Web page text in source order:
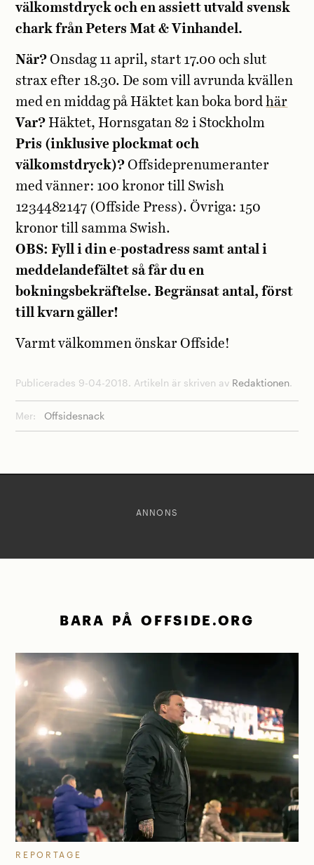
välkomstdryck och en assiett utvald svensk
chark från Peters Mat & Vinhandel.
När? Onsdag 11 april, start 17.00 och slut
strax efter 18.30. De som vill avrunda kvällen
med en middag på Häktet kan boka bordhär
Var? Häktet, Hornsgatan 82 i Stockholm
Pris (inklusive plockmat och
välkomstdryck)? Offsideprenumeranter
med vänner: 100 kronor till Swish
1234482147 (Offside Press). Övriga: 150
kronor till samma Swish.
OBS: Fyll i din e-postadress samt antal i
meddelandefältet så får du en
bokningsbekräftelse. Begränsat antal, först
till kvarn gäller!
Varmt välkommen önskar Offside!
Publicerades 9-04-2018. Artikeln är skriven av Redaktionen.
Mer: Offsidesnack
ANNONS
BARA PÅ OFFSIDE.ORG
REPORTAGE